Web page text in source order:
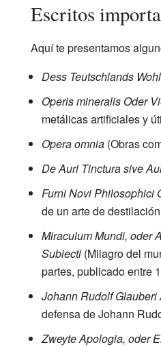
Escritos
Aquí te presentamos
Dess Teutschlands
Operis mineralis Oder
metálicas artificiales y
Opera omnia(Obras
De Auri Tinctura sive
Furni Novi Philosophici
de un arte de
Miraculum Mundi, oder
Subiecti(Milagro del
partes, publicado entre
Johann Rudolf
defensa de Johann
Zweyte Apologia, oder